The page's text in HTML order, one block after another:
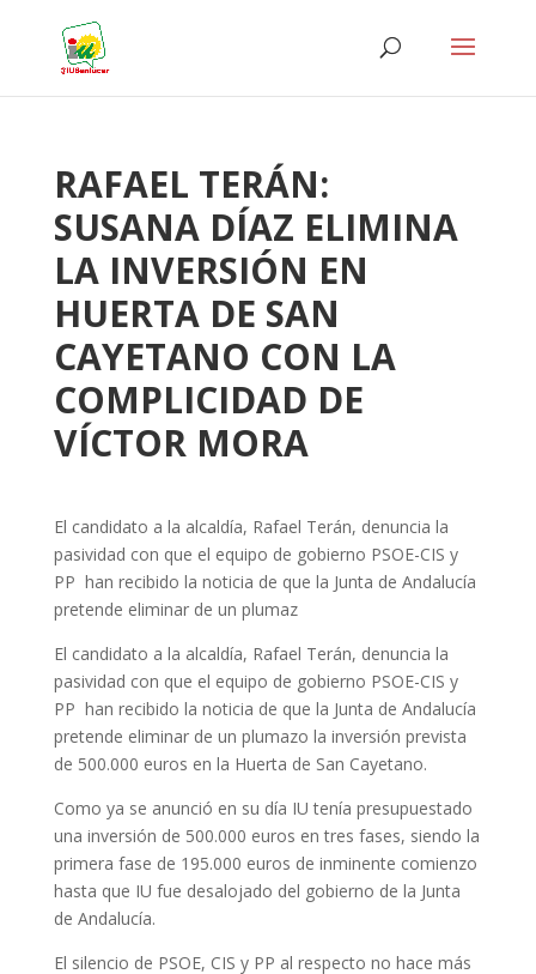
RAFAEL TERÁN:
SUSANA DÍAZ ELIMINA
LA INVERSIÓN EN
HUERTA DE SAN
CAYETANO CON LA
COMPLICIDAD DE
VÍCTOR MORA
El candidato a la alcaldía, Rafael Terán, denuncia la
pasividad con que el equipo de gobierno PSOE-CIS y
PP han recibido la noticia de que la Junta de Andalucía
pretende eliminar de un plumaz
El candidato a la alcaldía, Rafael Terán, denuncia la
pasividad con que el equipo de gobierno PSOE-CIS y
PP han recibido la noticia de que la Junta de Andalucía
pretende eliminar de un plumazo la inversión prevista
de 500.000 euros en la Huerta de San Cayetano.
Como ya se anunció en su día IU tenía presupuestado
una inversión de 500.000 euros en tres fases, siendo la
primera fase de 195.000 euros de inminente comienzo
hasta que IU fue desalojado del gobierno de la Junta
de Andalucía.
El silencio de PSOE, CIS y PP al respecto no hace más